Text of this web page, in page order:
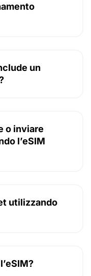
un
o inviare
l’eSIM
utilizzando